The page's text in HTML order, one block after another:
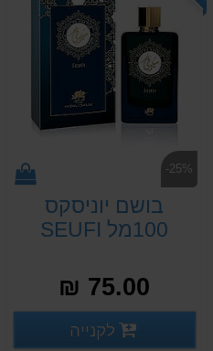
נוספים
-25%
בושם יוניסקס
100מל SEUFI
SPRAY INUSEX
BY ALFARE
א.ד.פ.
75.00 ₪
פרטים נוספים
לקנייה